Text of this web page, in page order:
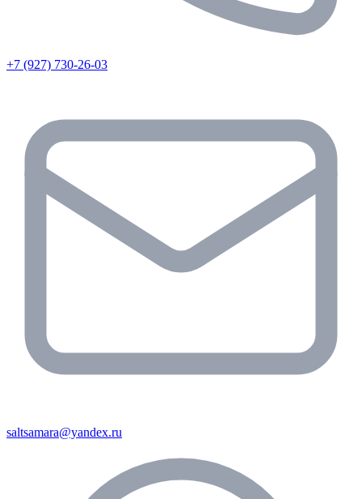
+7 (927) 730-26-03
saltsamara@yandex.ru